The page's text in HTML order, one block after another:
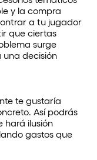
y la compra
a tu jugador
que ciertas
surge
una decisión
te gustaría
Así podrás
hará ilusión
gastos que